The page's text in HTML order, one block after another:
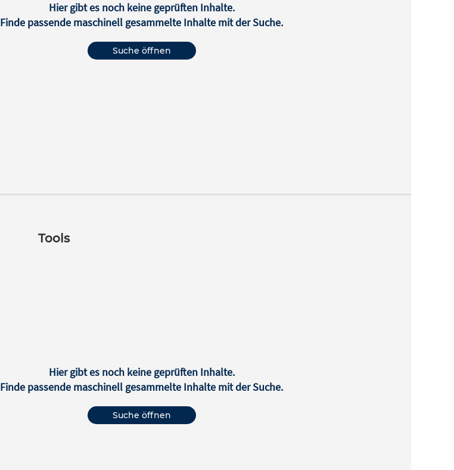
Hier gibt es noch keine geprüften Inhalte.
Finde passende maschinell gesammelte Inhalte mit der Suche.
Suche öffnen
Tools
Hier gibt es noch keine geprüften Inhalte.
Finde passende maschinell gesammelte Inhalte mit der Suche.
Suche öffnen